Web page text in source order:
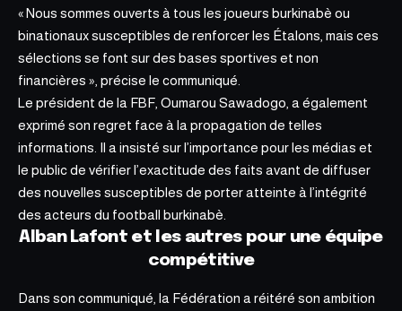
« Nous sommes ouverts à tous les joueurs burkinabè ou
binationaux susceptibles de renforcer les Étalons, mais ces
sélections se font sur des bases sportives et non
financières », précise le communiqué.
Le président de la FBF, Oumarou Sawadogo, a également
exprimé son regret face à la propagation de telles
informations. Il a insisté sur l’importance pour les médias et
le public de vérifier l’exactitude des faits avant de diffuser
des nouvelles susceptibles de porter atteinte à l’intégrité
des acteurs du football burkinabè.
Alban Lafont et les autres pour une équipe
compétitive
Dans son communiqué, la Fédération a réitéré son ambition